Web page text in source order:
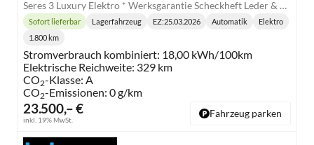
Seres 3 Luxury Elektro * Werksgarantie Scheckheft Leder & Kamera
23.500,– €
inkl. 19% MwSt.
Lieferzeit:
Sofort lieferbar Lagerfahrzeug EZ:25.03.2026
Getriebe:
Automatik
Kraftstoff:
Elektro
Kilometerstand:
1.800 km
Stromverbrauch kombiniert: 18,00 kWh/100km
Elektrische Reichweite: 329 km
CO2-Klasse: A
CO2-Emissionen: 0 g/km
Fahrzeug parken